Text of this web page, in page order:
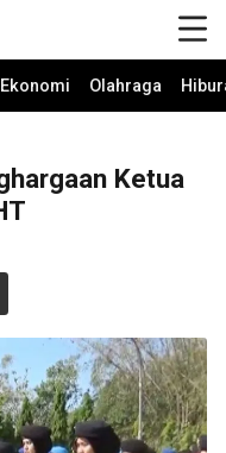
Ekonomi Olahraga
Ketua